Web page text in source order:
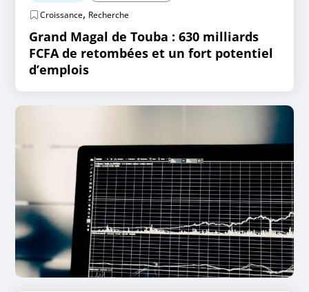
Croissance, Recherche
Grand Magal de Touba : 630 milliards
FCFA de retombées et un fort potentiel
d’emplois